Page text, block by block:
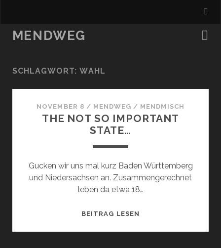
MENDWEG
SCHLAGWORT:WAHL
NOVEMBER 8 / MENDWEG / MENDMISCH
THE NOT SO IMPORTANT
STATE…
Gucken wir uns mal kurz Baden Württemberg
und Niedersachsen an. Zusammengerechnet
leben da etwa 18…
BEITRAG LESEN